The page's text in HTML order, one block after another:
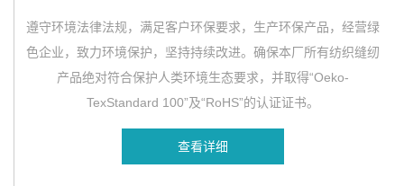
遵守环境法律法规，满足客户环保要求，生产环保产品，经营绿
色企业，致力环境保护，坚持持续改进。确保本厂所有纺织缝纫
产品绝对符合保护人类环境生态要求，并取得“Oeko-
TexStandard 100”及“RoHS”的认证证书。
查看详细